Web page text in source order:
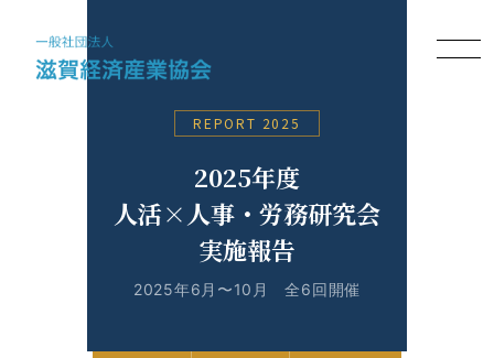
REPORT 2025
2025年度
人活×人事・労務研究会
実施報告
2025年6月〜10月 全6回開催